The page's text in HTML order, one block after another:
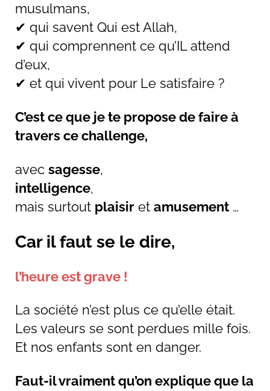
musulmans,
✔ qui savent Qui est Allah,
✔ qui comprennent ce qu’IL attend
d’eux,
✔ et qui vivent pour Le satisfaire ?
C’est ce que je te propose de faire à
travers ce challenge,
avec sagesse,
intelligence,
mais surtout plaisir et amusement …
Car il faut se le dire,
l’heure est grave !
La société n’est plus ce qu’elle était.
Les valeurs se sont perdues mille fois.
Et nos enfants sont en danger.
Faut-il vraiment qu’on explique que la